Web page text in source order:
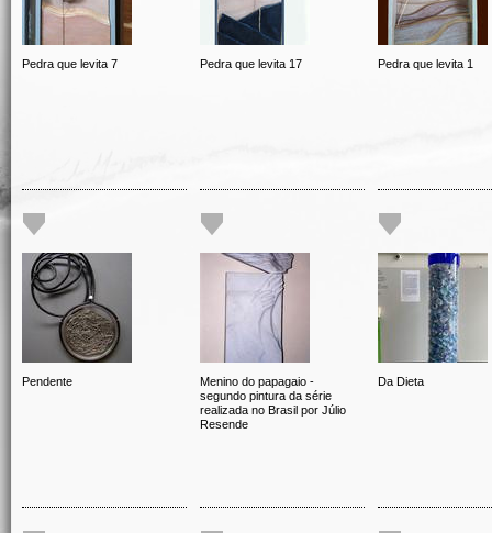
Pedra que levita 7 Pedra que levita 17 Pedra que levita 1
Pendente
Menino do papagaio -
segundo pintura da série
realizada no Brasil por Júlio
Resende
Da Dieta